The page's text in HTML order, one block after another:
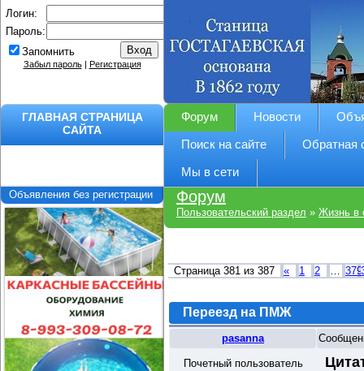
Логин:
Пароль:
Запомнить
Забыл пароль| Регистрация
ГЛАВНАЯ СТРАНИЦА
САЙТА
Форум Новости
Поиск на сайте Обратная
Мы в сети
Объявления без регистрации Форум
Пользовательский раздел » Жизнь в
Страница 381 из 387 « 1 2 … 379
Переезд на ПМЖ
pasanna
Почетный пользователь